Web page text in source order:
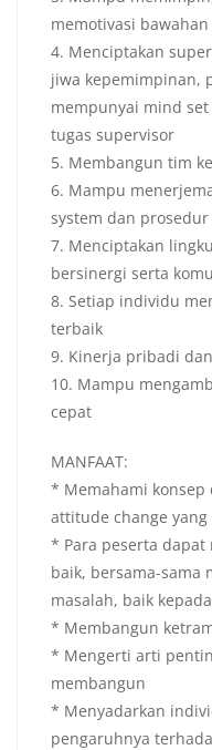
memotivasi bawahan
4. Menciptakan
jiwa kepemimpinan,
mempunyai mind
tugas supervisor
5. Membangun tim
6. Mampu
system dan
7. Menciptakan
bersinergi serta
8. Setiap individu
terbaik
9. Kinerja pribadi
10. Mampu
cepat
MANFAAT:
* Memahami
attitude change
* Para peserta dapat
baik, bersama-sama
masalah, baik
* Membangun
* Mengerti arti
membangun
* Menyadarkan
pengaruhnya